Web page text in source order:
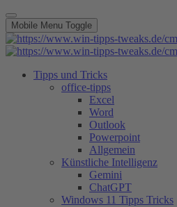
Mobile Menu Toggle
Tipps und Tricks
office-tipps
Excel
Word
Outlook
Powerpoint
Allgemein
Künstliche Intelligenz
Gemini
ChatGPT
Windows 11 Tipps Tricks